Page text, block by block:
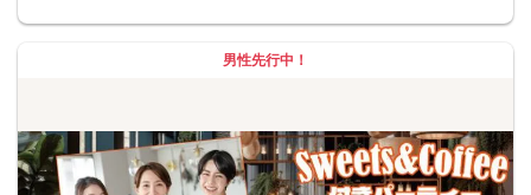
男性先行中！